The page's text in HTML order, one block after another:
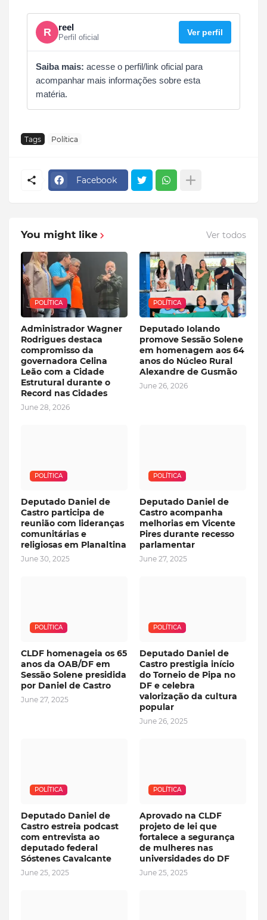
R reel
Perfil oficial
Ver perfil
Saiba mais: acesse o perfil/link oficial para
acompanhar mais informações sobre esta
matéria.
Tags Política
Facebook
You might like Ver todos
POLÍTICA
Administrador Wagner
Rodrigues destaca
compromisso da
governadora Celina
Leão com a Cidade
Estrutural durante o
Record nas Cidades
June 28, 2026
POLÍTICA
Deputado Iolando
promove Sessão Solene
em homenagem aos 64
anos do Núcleo Rural
Alexandre de Gusmão
June 26, 2026
POLÍTICA
Deputado Daniel de
Castro participa de
reunião com lideranças
comunitárias e
religiosas em Planaltina
June 30, 2025
POLÍTICA
Deputado Daniel de
Castro acompanha
melhorias em Vicente
Pires durante recesso
parlamentar
June 27, 2025
POLÍTICA
CLDF homenageia os 65
anos da OAB/DF em
Sessão Solene presidida
por Daniel de Castro
June 27, 2025
POLÍTICA
Deputado Daniel de
Castro prestigia início
do Torneio de Pipa no
DF e celebra
valorização da cultura
popular
June 26, 2025
POLÍTICA
Deputado Daniel de
Castro estreia podcast
com entrevista ao
deputado federal
Sóstenes Cavalcante
June 25, 2025
POLÍTICA
Aprovado na CLDF
projeto de lei que
fortalece a segurança
de mulheres nas
universidades do DF
June 25, 2025